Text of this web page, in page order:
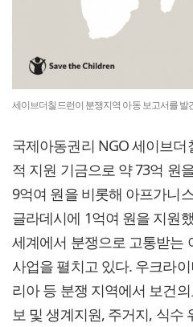
세이브더칠드런이 분쟁지역 아동 보고서를
국제아동권리 NGO 세이브
적 지원 기금으로 약 73억 원
9억여 원을 비롯해 아프가니
글라데시에 1억여 원을 지원
세계에서 분쟁으로 고통받는
사업을 펼치고 있다. 우크라
리아 등 분쟁 지역에서 보건
보 및 생계지원, 주거지, 식수